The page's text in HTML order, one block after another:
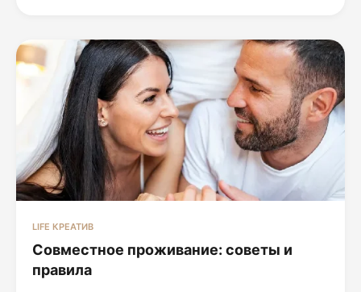
LIFE КРЕАТИВ
Совместное проживание: советы и
правила